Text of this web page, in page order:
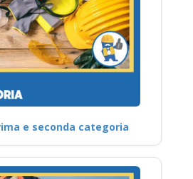
e seconda categoria